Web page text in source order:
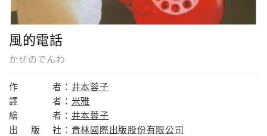
風的電話
かぜのでんわ
作 者： 井本蓉子
譯
者： 米雅
繪
者： 井本蓉子
出
版 社： 青林國際出版股份有限公司